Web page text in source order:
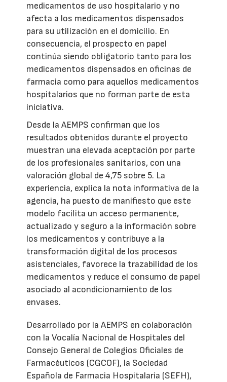
medicamentos de uso hospitalario y no
afecta a los medicamentos dispensados
para su utilización en el domicilio. En
consecuencia, el prospecto en papel
continúa siendo obligatorio tanto para los
medicamentos dispensados en oficinas de
farmacia como para aquellos medicamentos
hospitalarios que no forman parte de esta
iniciativa.
Desde la AEMPS confirman que los
resultados obtenidos durante el proyecto
muestran una elevada aceptación por parte
de los profesionales sanitarios, con una
valoración global de 4,75 sobre 5. La
experiencia, explica la nota informativa de la
agencia, ha puesto de manifiesto que este
modelo facilita un acceso permanente,
actualizado y seguro a la información sobre
los medicamentos y contribuye a la
transformación digital de los procesos
asistenciales, favorece la trazabilidad de los
medicamentos y reduce el consumo de papel
asociado al acondicionamiento de los
envases.
Desarrollado por la AEMPS en colaboración
con la Vocalía Nacional de Hospitales del
Consejo General de Colegios Oficiales de
Farmacéuticos (CGCOF), la Sociedad
Española de Farmacia Hospitalaria (SEFH),